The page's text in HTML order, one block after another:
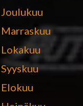
Joulukuu
Marraskuu
Lokakuu
Syyskuu
Elokuu